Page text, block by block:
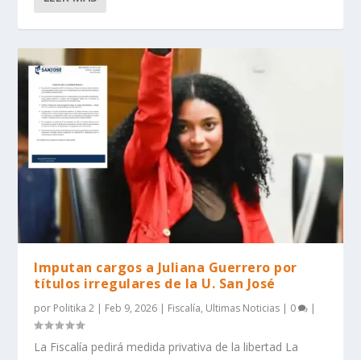
Imputan cargos a Juliana Guerrero por
títulos irregulares de la U. San José
por Politika 2 | Feb 9, 2026 | Fiscalía, Ultimas Noticias | 0 |
La Fiscalía pedirá medida privativa de la libertad La